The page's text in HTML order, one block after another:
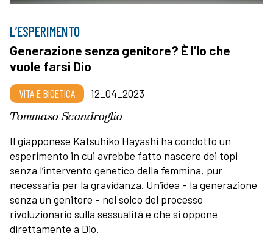
L’ESPERIMENTO
Generazione senza genitore? È l’Io che
vuole farsi Dio
VITA E BIOETICA 12_04_2023
Tommaso Scandroglio
Il giapponese Katsuhiko Hayashi ha condotto un
esperimento in cui avrebbe fatto nascere dei topi
senza l’intervento genetico della femmina, pur
necessaria per la gravidanza. Un’idea - la generazione
senza un genitore - nel solco del processo
rivoluzionario sulla sessualità e che si oppone
direttamente a Dio.